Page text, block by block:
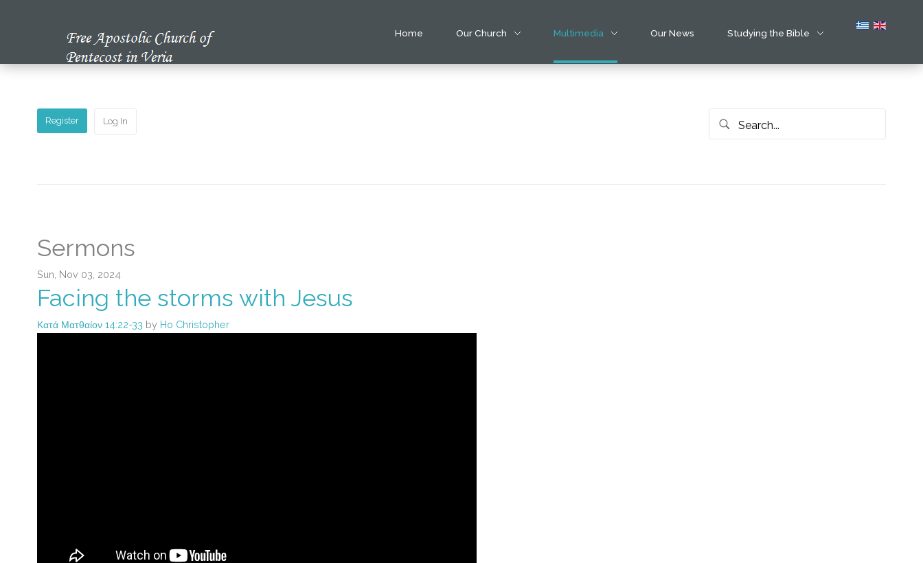
Our Church
Home Our Church Multimedia Our News Studying the Bible
Register Log In
Sermons
Sun, Nov 03, 2024
Facing the storms with Jesus
Κατά Ματθαίον 14:22-33 by Ho Christopher